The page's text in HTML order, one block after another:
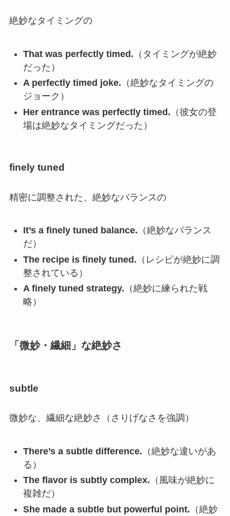
絶妙なタイミングの
That was perfectly timed. （タイミングが絶妙
だった）
A perfectly timed joke. （絶妙なタイミングの
ジョーク）
Her entrance was perfectly timed. （彼女の登
場は絶妙なタイミングだった）
finely tuned
精密に調整された、絶妙なバランスの
It’s a finely tuned balance. （絶妙なバランス
だ）
The recipe is finely tuned. （レシピが絶妙に調
整されている）
A finely tuned strategy. （絶妙に練られた戦
略）
「微妙・繊細」な絶妙さ
subtle
微妙な、繊細な絶妙さ（さりげなさを強調）
There’s a subtle difference. （絶妙な違いがあ
る）
The flavor is subtly complex. （風味が絶妙に
複雑だ）
She made a subtle but powerful point. （絶妙